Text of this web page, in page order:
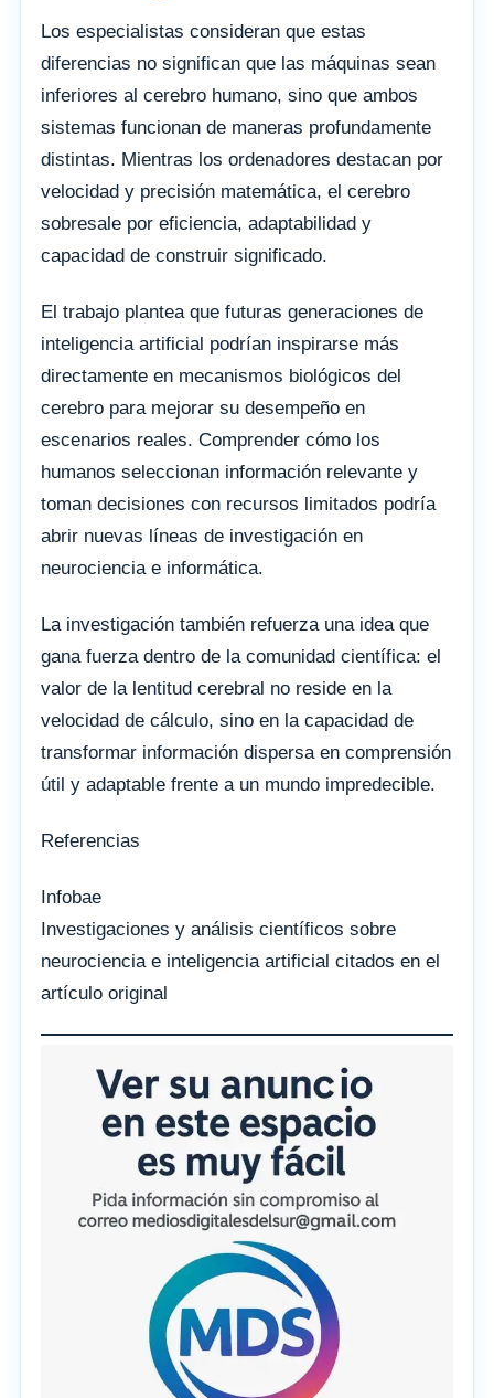
Los especialistas consideran que estas
diferencias no significan que las máquinas sean
inferiores al cerebro humano, sino que ambos
sistemas funcionan de maneras profundamente
distintas. Mientras los ordenadores destacan por
velocidad y precisión matemática, el cerebro
sobresale por eficiencia, adaptabilidad y
capacidad de construir significado.
El trabajo plantea que futuras generaciones de
inteligencia artificial podrían inspirarse más
directamente en mecanismos biológicos del
cerebro para mejorar su desempeño en
escenarios reales. Comprender cómo los
humanos seleccionan información relevante y
toman decisiones con recursos limitados podría
abrir nuevas líneas de investigación en
neurociencia e informática.
La investigación también refuerza una idea que
gana fuerza dentro de la comunidad científica: el
valor de la lentitud cerebral no reside en la
velocidad de cálculo, sino en la capacidad de
transformar información dispersa en comprensión
útil y adaptable frente a un mundo impredecible.
Referencias
Infobae
Investigaciones y análisis científicos sobre
neurociencia e inteligencia artificial citados en el
artículo original